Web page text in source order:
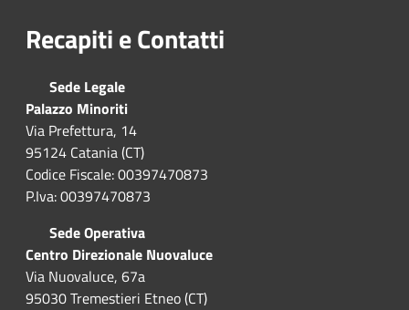
Recapiti e Contatti
Sede Legale
Palazzo Minoriti
Via Prefettura, 14
95124 Catania (CT)
Codice Fiscale: 00397470873
P.Iva: 00397470873
Sede Operativa
Centro Direzionale Nuovaluce
Via Nuovaluce, 67a
95030 Tremestieri Etneo (CT)